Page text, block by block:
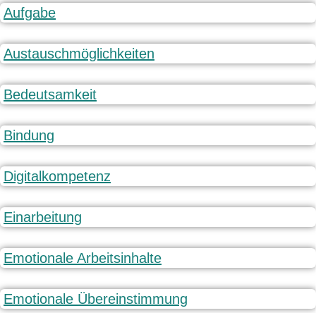
Aufgabe
Austauschmöglichkeiten
Bedeutsamkeit
Bindung
Digitalkompetenz
Einarbeitung
Emotionale Arbeitsinhalte
Emotionale Übereinstimmung